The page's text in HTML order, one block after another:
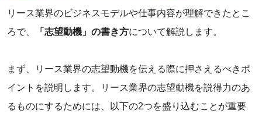
リース業界のビジネスモデルや仕事内容が理解できたとこ
ろで、
「志望動機」の書き方について解説します。
まず、リース業界の志望動機を伝える際に押さえるべきポ
イントを説明します。リース業界の志望動機を説得力のあ
るものにするためには、以下の2つを盛り込むことが重要